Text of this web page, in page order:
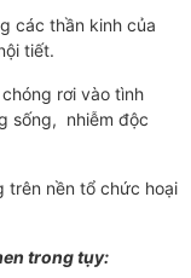
các thần kinh của
tiết.
rơi vào tình
sống, nhiễm độc
trên nền tổ chức hoại
trong tụy: